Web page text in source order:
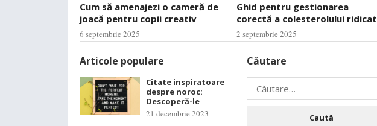
Cum să amenajezi o cameră de
joacă pentru copii creativ
6 septembrie 2025
Ghid pentru gestionarea
corectă a colesterolului ridicat
2 septembrie 2025
Articole populare
Citate inspiratoare
despre noroc:
Descoperă-le
21 decembrie 2023
Căutare
Caută
după: